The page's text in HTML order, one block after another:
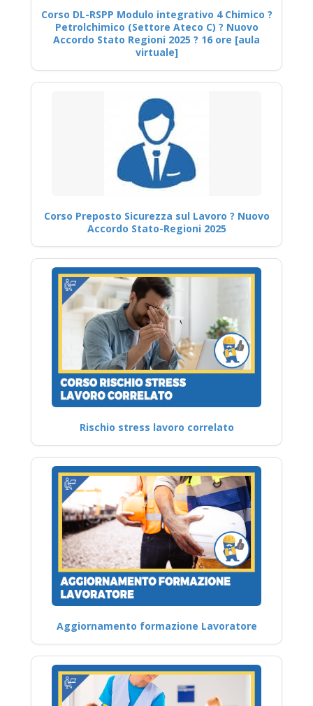
Corso DL-RSPP Modulo integrativo 4 Chimico ?
Petrolchimico (Settore Ateco C) ? Nuovo
Accordo Stato Regioni 2025 ? 16 ore [aula
virtuale]
Corso Preposto Sicurezza sul Lavoro ? Nuovo
Accordo Stato-Regioni 2025
Rischio stress lavoro correlato
Aggiornamento formazione Lavoratore